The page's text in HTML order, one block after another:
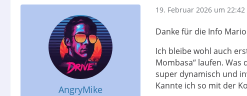
AngryMike
19. Februar 2026 um 22:42
Danke für die Info
Ich bleibe wohl auch
Mombasa“ laufen.
super dynamisch und
Kannte ich so mit der